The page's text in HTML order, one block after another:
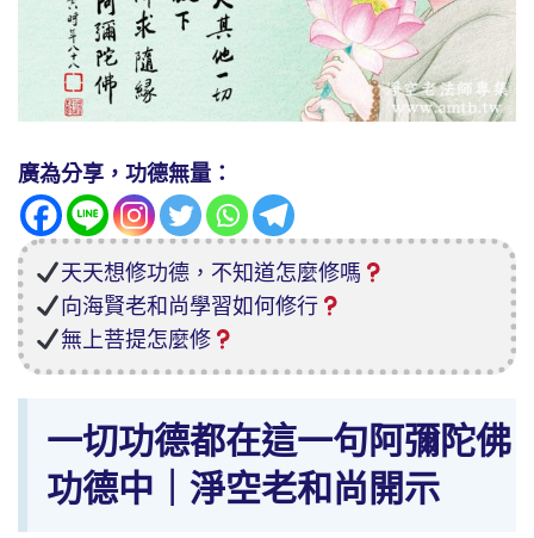
廣為分享，功德無量：
天天想修功德，不知道怎麼修嗎
向海賢老和尚學習如何修行
無上菩提怎麼修
一切功德都在這一句阿彌陀佛
功德中｜淨空老和尚開示